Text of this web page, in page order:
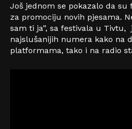
Još jednom se pokazalo da su
za promociju novih pjesama.
sam ti ja”, sa festivala u Tivtu,
najslušanijih numera kako na
platformama, tako i na radio